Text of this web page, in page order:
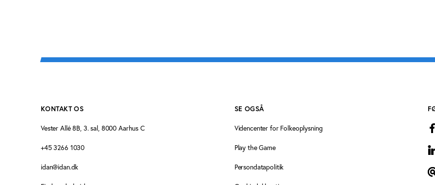
KONTAKT OS
Vester Allé 8B, 3. sal, 8000 Aarhus C
+45 3266 1030
idan@idan.dk
SE OGSÅ
Videncenter for Folkeoplysning
Play the Game
Persondatapolitik